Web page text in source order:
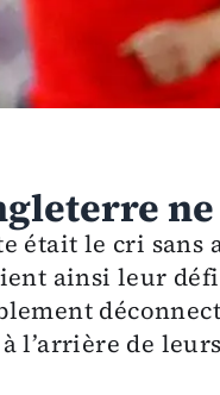
était le cri sans
ainsi leur
l’arrière de